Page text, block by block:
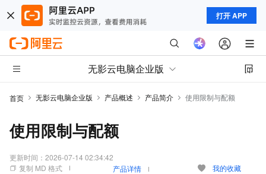
打开 APP
无影云电脑企业版
首页 无影云电脑企业版 产品概述 产品简介 使用限制与配额
使用限制与配额
更新时间： 2026-07-14 02:34:42
复制 MD 格式
产品详情 我的收藏